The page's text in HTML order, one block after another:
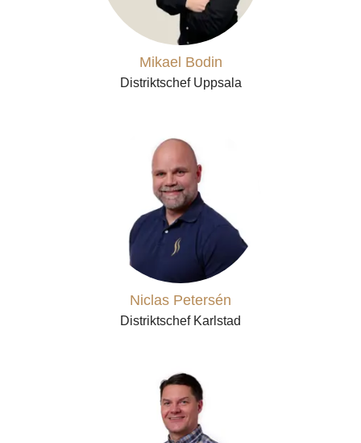
Mikael Bodin
Distriktschef Uppsala
Niclas Petersén
Distriktschef Karlstad